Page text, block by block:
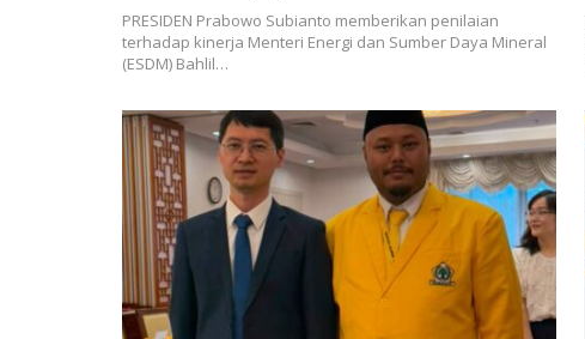
PRESIDEN Prabowo Subianto memberikan penilaian
terhadap kinerja Menteri Energi dan Sumber Daya Mineral
(ESDM) Bahlil…